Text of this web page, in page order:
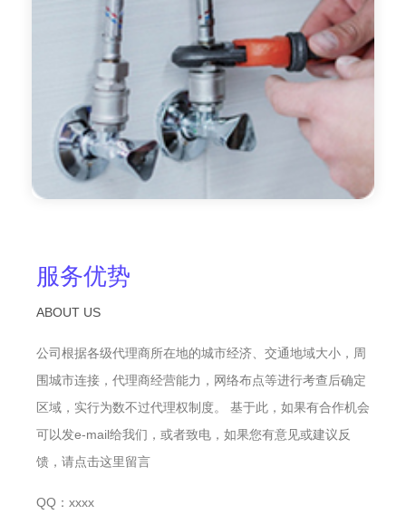
服务优势
ABOUT US
公司根据各级代理商所在地的城市经济、交通地域大小，周
围城市连接，代理商经营能力，网络布点等进行考查后确定
区域，实行为数不过代理权制度。 基于此，如果有合作机会
可以发e-mail给我们，或者致电，如果您有意见或建议反
馈，请点击这里留言
QQ：xxxx